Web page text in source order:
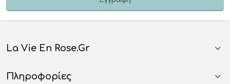
La Vie En Rose.gr
Πληροφορίες